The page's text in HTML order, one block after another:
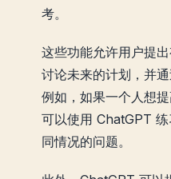
考。
这些功能允许用户提
讨论未来的计划，并
例如，如果一个人想
可以使用 ChatGPT
同情况的问题。